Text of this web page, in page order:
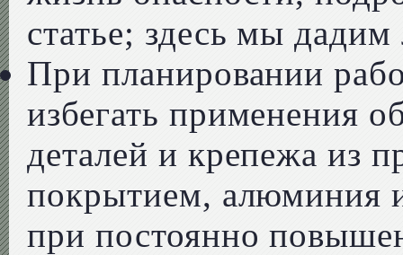
статье; здесь мы
При планировании
избегать применения
деталей и крепежа из
покрытием, алюминия
при постоянно